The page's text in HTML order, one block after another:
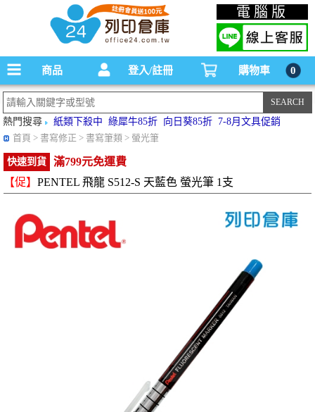
碳粉匣，墨水匣,原廠碳粉匣，副廠碳粉匣，環保碳粉匣,連續供墨印表機-office24列印
倉庫線上購物手機版
電腦版
商品 登入/註冊 購物車 0
熱門搜尋 紙類下殺中 綠犀牛85折 向日葵85折 7-8月文具促銷
首頁 > 書寫修正 > 書寫筆類 > 螢光筆
快速到貨
滿799元免運費
【促】 PENTEL 飛龍 S512-S 天藍色 螢光筆 1支